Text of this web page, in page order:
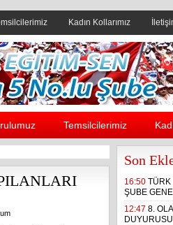
Kadın Kollarımız
Temsilcilerimiz
Son
16:50 TÜRK
ŞUBE
12:47 8.